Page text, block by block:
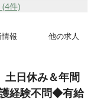
(4件)
報 他の求人
土日休み＆年間
経験不問◆有給